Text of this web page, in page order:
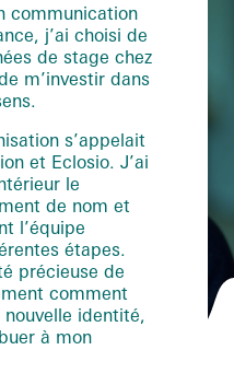
communication
j’ai choisi de
de stage chez
m’investir dans
s’appelait
et Eclosio. J’ai
le
de nom et
l’équipe
étapes.
précieuse de
comment
identité,
à mon